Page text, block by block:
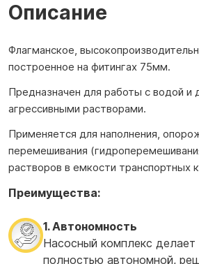
Описание
Флагманское,
построенное на фитингах 75мм.
Предназначен для работы с водой и
агрессивными растворами.
Применяется для наполнения,
перемешивания
растворов в емкости транспортных
Преимущества:
1. Автономность
Насосный комплекс делает
полностью автономной,